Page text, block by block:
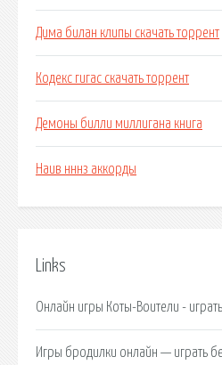
Дима билан клипы скачать торрент
Кодекс гигас скачать торрент
Демоны билли миллигана книга
Наив нннз аккорды
Links
Онлайн игры Коты-Воители -
Игры бродилки онлайн — играть